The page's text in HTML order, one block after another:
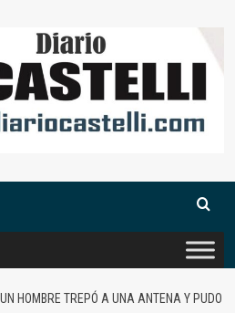
HOMBRE TREPÓ A UNA ANTENA Y PUDO